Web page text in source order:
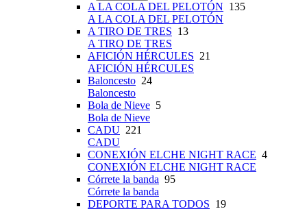
A LA COLA DEL PELOTÓN 135
A LA COLA DEL PELOTÓN
A TIRO DE TRES 13
A TIRO DE TRES
AFICIÓN HÉRCULES 21
AFICIÓN HÉRCULES
Baloncesto 24
Baloncesto
Bola de Nieve 5
Bola de Nieve
CADU 221
CADU
CONEXIÓN ELCHE NIGHT RACE 4
CONEXIÓN ELCHE NIGHT RACE
Córrete la banda 95
Córrete la banda
DEPORTE PARA TODOS 19